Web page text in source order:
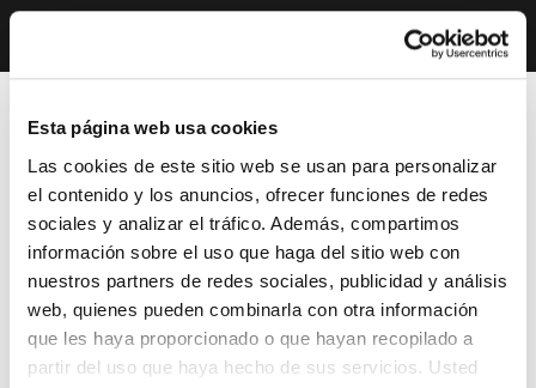
Esta página web usa cookies
Las cookies de este sitio web se usan para personalizar
el contenido y los anuncios, ofrecer funciones de redes
sociales y analizar el tráfico. Además, compartimos
información sobre el uso que haga del sitio web con
nuestros partners de redes sociales, publicidad y análisis
web, quienes pueden combinarla con otra información
que les haya proporcionado o que hayan recopilado a
partir del uso que haya hecho de sus servicios. Usted